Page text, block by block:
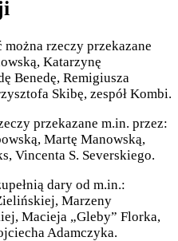
rzeczy przekazane
Katarzynę
Benedę, Remigiusza
Skibę, zespół Kombi.
przekazane m.in. przez:
Martę Manowską,
Vincenta S. Severskiego.
dary od m.in.:
Marzeny
Macieja „Gleby” Florka,
Adamczyka.